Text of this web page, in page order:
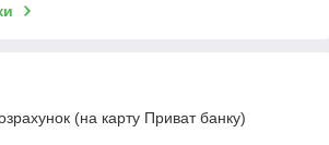
(на карту Приват банку)